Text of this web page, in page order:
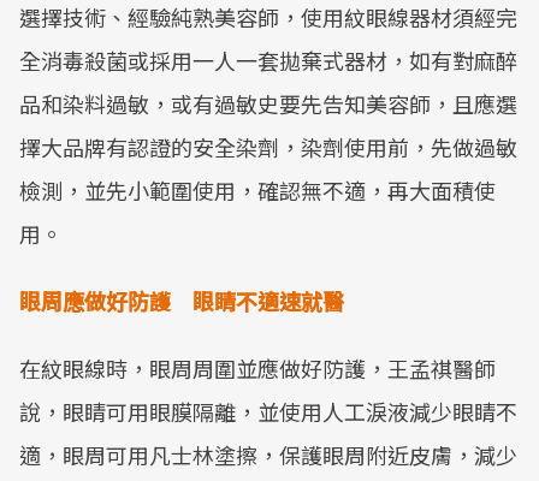
選擇技術、經驗純熟美容師，使用紋眼線器材須經完
全消毒殺菌或採用一人一套拋棄式器材，如有對麻醉
品和染料過敏，或有過敏史要先告知美容師，且應選
擇大品牌有認證的安全染劑，染劑使用前，先做過敏
檢測，並先小範圍使用，確認無不適，再大面積使
用。
眼周應做好防護 眼睛不適速就醫
在紋眼線時，眼周周圍並應做好防護，王孟祺醫師
說，眼睛可用眼膜隔離，並使用人工淚液減少眼睛不
適，眼周可用凡士林塗擦，保護眼周附近皮膚，減少